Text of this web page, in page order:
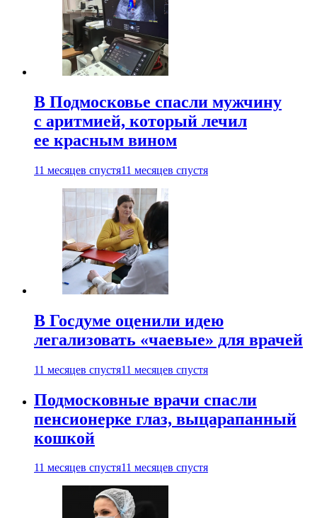
В Подмосковье спасли мужчину
с аритмией, который лечил
ее красным вином
11 месяцев спустя11 месяцев спустя
В Госдуме оценили идею
легализовать «чаевые» для врачей
11 месяцев спустя11 месяцев спустя
Подмосковные врачи спасли
пенсионерке глаз, выцарапанный
кошкой
11 месяцев спустя11 месяцев спустя